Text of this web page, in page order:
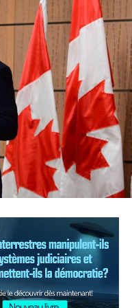
il a confirmé
la formule premier
d’intérêt de 3 %,
de six mois,
par la Ville de
du remboursement.
avril par le
part montréalaise du
Montréal. Québec
aux PME pour
des entreprises dont
l’aide aux
de débloquer
$ à même ses